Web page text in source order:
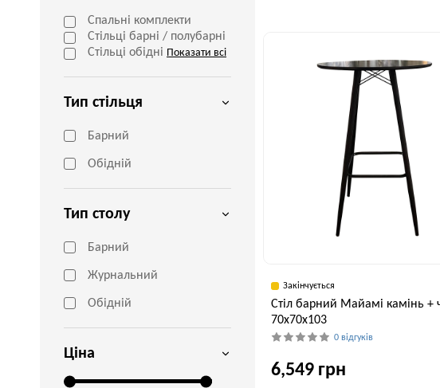
Спальні комплекти
Стільці барні / полубарні
Стільці обідні Показати всі
Тип стільця
Барний
Обідній
Тип столу
Барний
Журнальний
Обідній
Ціна
Закінчується
Стіл барний Майамі камінь +
70x70x103
0 відгуків
6,549 грн